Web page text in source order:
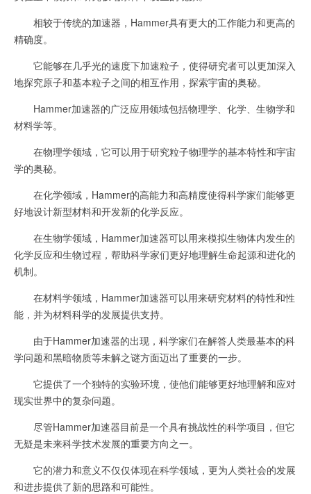
相较于传统的加速器，Hammer具有更大的工作能力和更高的
精确度。
它能够在几乎光的速度下加速粒子，使得研究者可以更加深入
地探究原子和基本粒子之间的相互作用，探索宇宙的奥秘。
Hammer加速器的广泛应用领域包括物理学、化学、生物学和
材料学等。
在物理学领域，它可以用于研究粒子物理学的基本特性和宇宙
学的奥秘。
在化学领域，Hammer的高能力和高精度使得科学家们能够更
好地设计新型材料和开发新的化学反应。
在生物学领域，Hammer加速器可以用来模拟生物体内发生的
化学反应和生物过程，帮助科学家们更好地理解生命起源和进化的
机制。
在材料学领域，Hammer加速器可以用来研究材料的特性和性
能，并为材料科学的发展提供支持。
由于Hammer加速器的出现，科学家们在解答人类最基本的科
学问题和黑暗物质等未解之谜方面迈出了重要的一步。
它提供了一个独特的实验环境，使他们能够更好地理解和应对
现实世界中的复杂问题。
尽管Hammer加速器目前是一个具有挑战性的科学项目，但它
无疑是未来科学技术发展的重要方向之一。
它的潜力和意义不仅仅体现在科学领域，更为人类社会的发展
和进步提供了新的思路和可能性。